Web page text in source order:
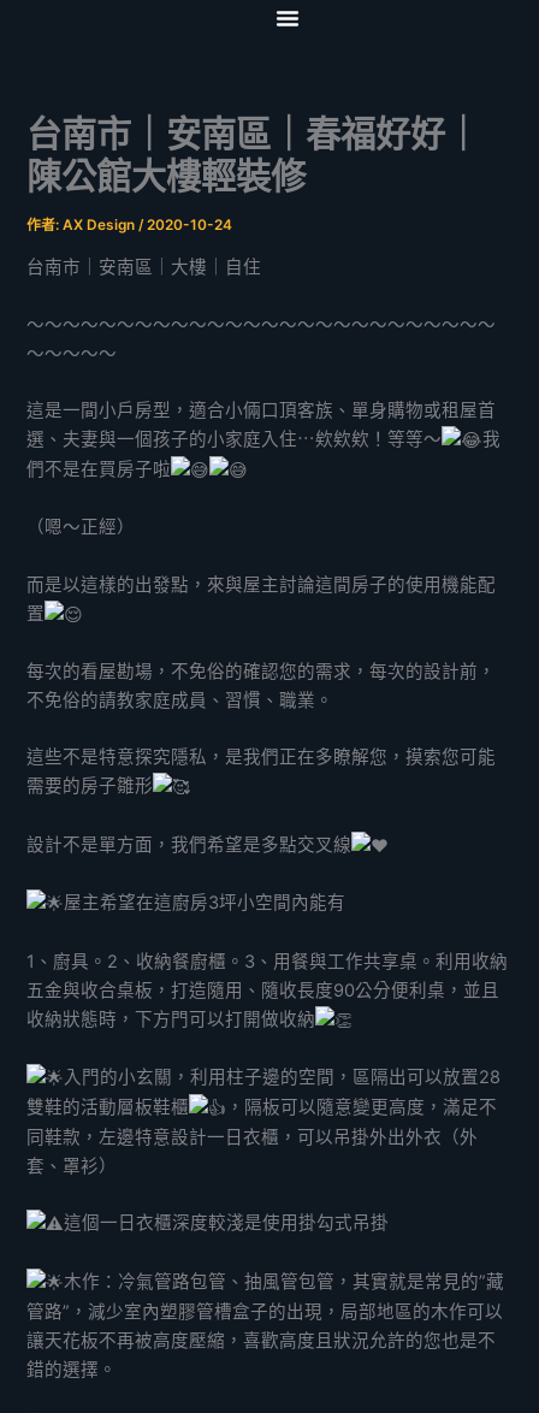
台南市｜安南區｜春福好好｜
陳公館大樓輕裝修
作者:AX Design /2020-10-24
台南市｜安南區｜大樓｜自住
～～～～～～～～～～～～～～～～～～～～～～～～～～
～～～～～
這是一間小戶房型，適合小倆口頂客族、單身購物或租屋首
選、夫妻與一個孩子的小家庭入住⋯欸欸欸！等等～
我
們不是在買房子啦
（嗯～正經）
而是以這樣的出發點，來與屋主討論這間房子的使用機能配
置
每次的看屋勘場，不免俗的確認您的需求，每次的設計前，
不免俗的請教家庭成員、習慣、職業。
這些不是特意探究隱私，是我們正在多瞭解您，摸索您可能
需要的房子雛形
設計不是單方面，我們希望是多點交叉線
屋主希望在這廚房3坪小空間內能有
1、廚具。2、收納餐廚櫃。3、用餐與工作共享桌。利用收納
五金與收合桌板，打造隨用、隨收長度90公分便利桌，並且
收納狀態時，下方門可以打開做收納
入門的小玄關，利用柱子邊的空間，區隔出可以放置28
雙鞋的活動層板鞋櫃
，隔板可以隨意變更高度，滿足不
同鞋款，左邊特意設計一日衣櫃，可以吊掛外出外衣（外
套、罩衫）
這個一日衣櫃深度較淺是使用掛勾式吊掛
木作：冷氣管路包管、抽風管包管，其實就是常見的”藏
管路”，減少室內塑膠管槽盒子的出現，局部地區的木作可以
讓天花板不再被高度壓縮，喜歡高度且狀況允許的您也是不
錯的選擇。